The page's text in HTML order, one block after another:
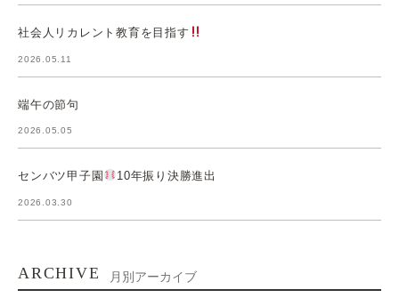
社会人リカレント教育を目指す
2026.05.11
端午の節句
2026.05.05
センバツ甲子園 10年振り決勝進出
2026.03.30
ARCHIVE 月別アーカイブ